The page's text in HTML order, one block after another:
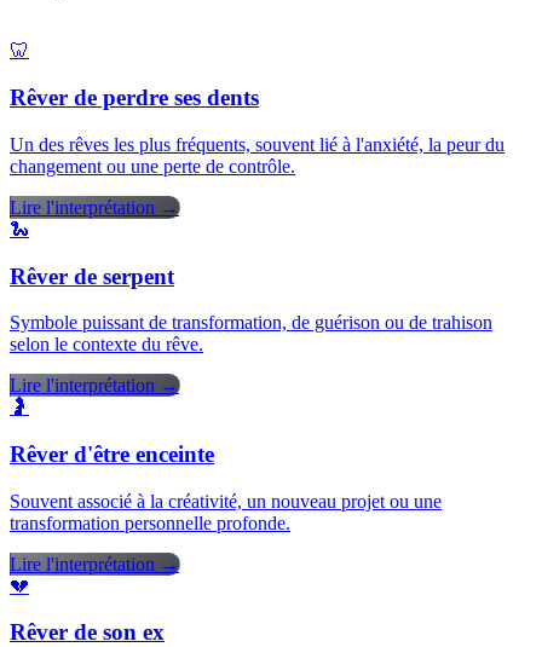
🦷
Rêver de perdre ses dents
Un des rêves les plus fréquents, souvent lié à l'anxiété, la peur du
changement ou une perte de contrôle.
Lire l'interprétation →
🐍
Rêver de serpent
Symbole puissant de transformation, de guérison ou de trahison
selon le contexte du rêve.
Lire l'interprétation →
🤰
Rêver d'être enceinte
Souvent associé à la créativité, un nouveau projet ou une
transformation personnelle profonde.
Lire l'interprétation →
💔
Rêver de son ex